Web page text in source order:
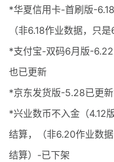
*华夏信用卡-首刷版-
（非6.18作业数据，只
*支付宝-双码6月版-
也已更新
*京东发货版-5.28已更
*兴业数币不入金（4.12
结算，（非6.20作业数
结算）-已下架